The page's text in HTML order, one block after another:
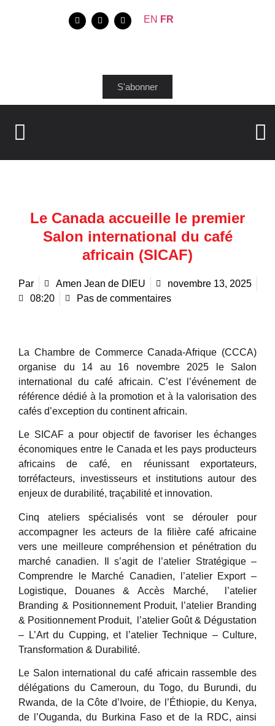
EN FR
S'abonner
Le Canada accueille le premier
Salon international du café
africain (SICAF)
Par Amen Jean de DIEU
novembre 13, 2025
08:20
Pas de commentaires
La Chambre de Commerce Canada-Afrique (CCCA)
organise du 14 au 16 novembre 2025 le Salon
international du café africain. C’est l’événement de
référence dédié à la promotion et à la valorisation des
cafés d’exception du continent africain.
Le SICAF a pour objectif de favoriser les échanges
économiques entre le Canada et les pays producteurs
africains de café, en réunissant exportateurs,
torréfacteurs, investisseurs et institutions autour des
enjeux de durabilité, traçabilité et innovation.
Cinq ateliers spécialisés vont se dérouler pour
accompagner les acteurs de la filière café africaine
vers une meilleure compréhension et pénétration du
marché canadien. Il s’agit de l’atelier Stratégique –
Comprendre le Marché Canadien, l’atelier Export –
Logistique, Douanes & Accès Marché, l’atelier
Branding & Positionnement Produit, l’atelier Branding
& Positionnement Produit, l’atelier Goût & Dégustation
– L’Art du Cupping, et l’atelier Technique – Culture,
Transformation & Durabilité.
Le Salon international du café africain rassemble des
délégations du Cameroun, du Togo, du Burundi, du
Rwanda, de la Côte d’Ivoire, de l’Éthiopie, du Kenya,
de l’Ouganda, du Burkina Faso et de la RDC, ainsi